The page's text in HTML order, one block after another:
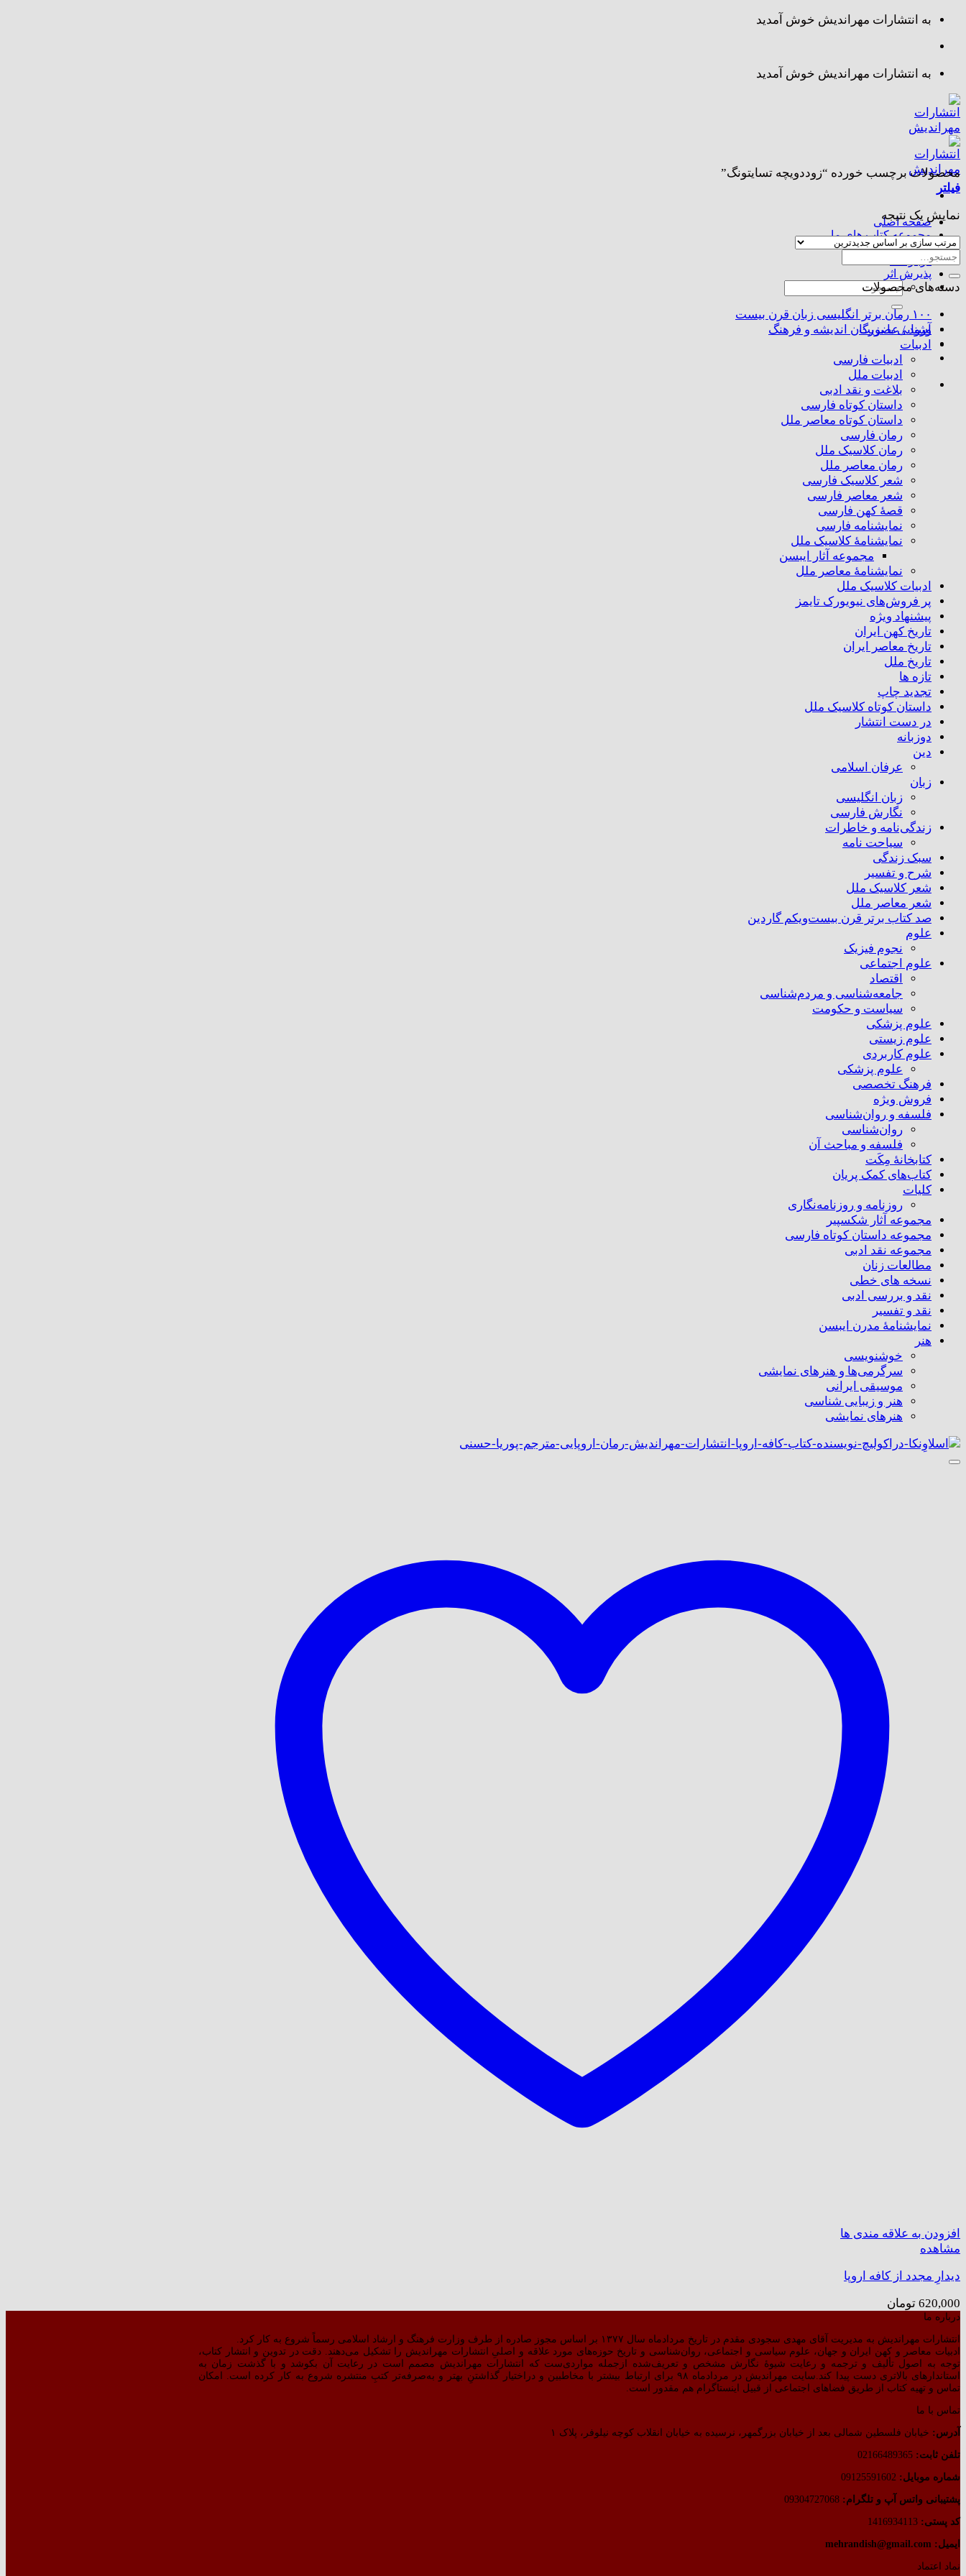
Skip
content
به انتشارات مهراندیش خوش آمدید
به انتشارات مهراندیش خوش آمدید
صفحه اصلی
مجموعه کتاب های ما
تماس با ما
درباره ما
پذیرش اثر
جستجو
برای:
ورود / عضویت
محصولات برچسب خورده “زوددویچه تسایتونگ”
فیلتر
نمایش یک نتیجه
جستجو
برای:
دسته‌های محصولات
۱۰۰ رمان برتر انگلیسی زبان قرن بیست
آشنایی با بزرگان اندیشه و فرهنگ
ادبیات
ادبیات فارسی
ادبیات ملل
بلاغت و نقد ادبی
داستان کوتاه فارسی
داستان کوتاه معاصر ملل
رمان فارسی
رمان کلاسیک ملل
رمان معاصر ملل
شعر کلاسیک فارسی
شعر معاصر فارسی
قصهٔ کهن فارسی
نمایشنامه فارسی
نمایشنامهٔ کلاسیک ملل
مجموعه آثار ایبسن
نمایشنامهٔ معاصر ملل
ادبیات کلاسیک ملل
پر فروش‌های نیویورک تایمز
پیشنهاد ویژه
تاریخ کهن ایران
تاریخ معاصر ایران
تاریخ ملل
تازه ها
تجدید چاپ
داستان کوتاه کلاسیک ملل
در دست انتشار
دوزبانه
دین
عرفان اسلامی
زبان
زبان انگلیسی
نگارش فارسی
زندگی‌نامه و خاطرات
سیاحت نامه
سبک زندگی
شرح و تفسیر
شعر کلاسیک ملل
شعر معاصر ملل
صد کتاب برتر قرن بیست‌و‌یکم گاردین
علوم
نجوم فیزیک
علوم اجتماعی
اقتصاد
جامعه‌شناسی و مردم‌شناسی
سیاست و حکومت
علوم پزشکی
علوم زیستی
علوم کاربردی
علوم پزشکی
فرهنگ تخصصی
فروش ویژه
فلسفه و روان‌شناسی
روان‌شناسی
فلسفه و مباحث آن
کتابخانۀ مِکَت
کتاب‌های کمک پریان
کلیات
روزنامه و روزنامه‌نگاری
مجموعه آثار شکسپیر
مجموعه داستان کوتاه فارسی
مجموعه نقد ادبی
مطالعات زنان
نسخه های خطی
نقد و بررسی ادبی
نقد و تفسیر
نمایشنامۀ مدرن ایبسن
هنر
خوشنویسی
سرگرمی‌ها و هنرهای نمایشی
موسیقی ایرانی
هنر و زیبایی شناسی
هنر‌های نمایشی
افزودن به علاقه مندی ها
مشاهده
دیدارِ مجدد از کافه اروپا
620,000 تومان
درباره ما
انتشارات مهراندیش به مدیریت آقای مهدی سجودی مقدم در تاریخ مردادماه سال ۱۳۷۷ بر اساس مجوز صادره از طرف وزارت فرهنگ و ارشاد اسلامی رسماً شروع به کار کرد.
ادبیات معاصر و کهن ایران و جهان، علوم سیاسی و اجتماعی، روان‌شناسی و تاریخ حوزه‌های مورد علاقه و اصلیِ انتشارات مهراندیش را تشکیل می‌دهند. دقت در تدوین و انتشار کتاب،‌
توجه به اصول تألیف و ترجمه و رعایت شیوهٔ نگارش مشخص و تعریف‌شده ازجمله مواردی‌ست که انتشارات مهراندیش مصمم است در رعایت آن بکوشد و با گذشت زمان به
استاندارهای بالاتری دست پیدا کند.سایت مهراندیش در مردادماه ۹۸ برای ارتباط بیشتر با مخاطبین و دراختیار گذاشتنِ بهتر و به‌صرفه‌تر کتبِ منتشره شروع به کار کرده است. امکان
تماس و تهیه کتاب از طریق فضاهای اجتماعی از قبیل اینستاگرام هم مقدور است.
تماس با ما
آدرس: خیابان فلسطین شمالی بعد از خیابان بزرگمهر، نرسیده به خیابان انقلاب کوچه نیلوفر، پلاک ۱
تلفن ثابت:
شماره موبایل:
پشتیبانی واتس آپ و تلگرام:
کد پستی:
ایمیل: mehrandish@gmail.com
نماد اعتماد